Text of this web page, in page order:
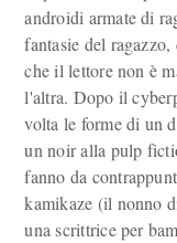
androidi armate di
fantasie del
che il lettore non è
l'altra. Dopo il
volta le forme di un
un noir alla pulp
fanno da
kamikaze (il nonno
una scrittrice per